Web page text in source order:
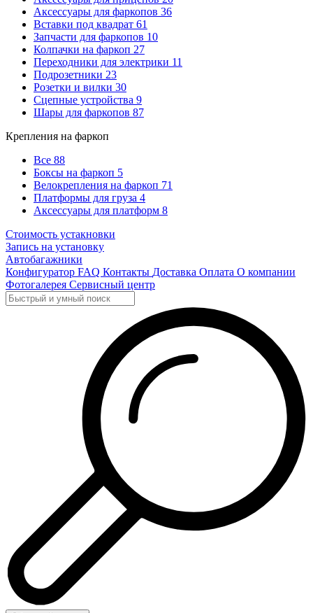
Аксессуары для фаркопов 36
Вставки под квадрат 61
Запчасти для фаркопов 10
Колпачки на фаркоп 27
Переходники для электрики 11
Подрозетники 23
Розетки и вилки 30
Сцепные устройства 9
Шары для фаркопов 87
Крепления на фаркоп
Все 88
Боксы на фаркоп 5
Велокрепления на фаркоп 71
Платформы для груза 4
Аксессуары для платформ 8
Стоимость устакновки
Запись на установку
Автобагажники
Конфигуратор FAQ Контакты Доставка Оплата О компании
Фотогалерея Сервисный центр